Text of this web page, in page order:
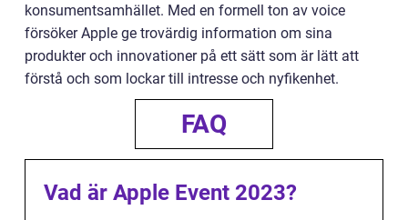
konsumentsamhället. Med en formell ton av voice
försöker Apple ge trovärdig information om sina
produkter och innovationer på ett sätt som är lätt att
förstå och som lockar till intresse och nyfikenhet.
FAQ
Vad är Apple Event 2023?